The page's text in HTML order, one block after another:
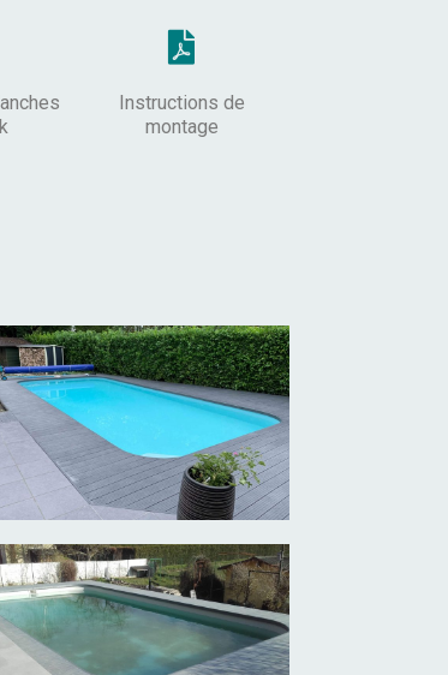
Instructions de
montage